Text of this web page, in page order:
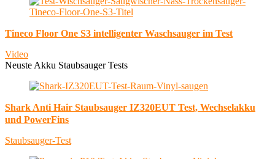
Tineco Floor One S3 intelligenter Waschsauger im Test
Video
Neuste Akku Staubsauger Tests
Shark Anti Hair Staubsauger IZ320EUT Test, Wechselakku
und PowerFins
Staubsauger-Test